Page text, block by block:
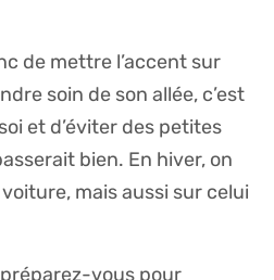
de mettre l’accent sur
soin de son allée, c’est
et d’éviter des petites
bien. En hiver, on
mais aussi sur celui
vous pour